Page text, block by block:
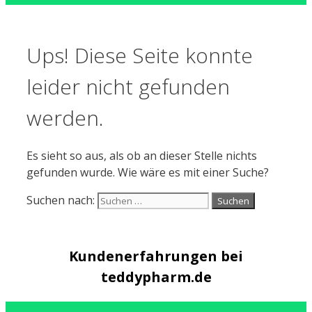
Ups! Diese Seite konnte
leider nicht gefunden
werden.
Es sieht so aus, als ob an dieser Stelle nichts
gefunden wurde. Wie wäre es mit einer Suche?
Suchen nach:
Kundenerfahrungen bei
teddypharm.de